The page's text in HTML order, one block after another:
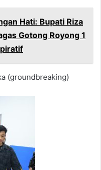
Hati: Bupati Riza
Gotong Royong 1
(groundbreaking)